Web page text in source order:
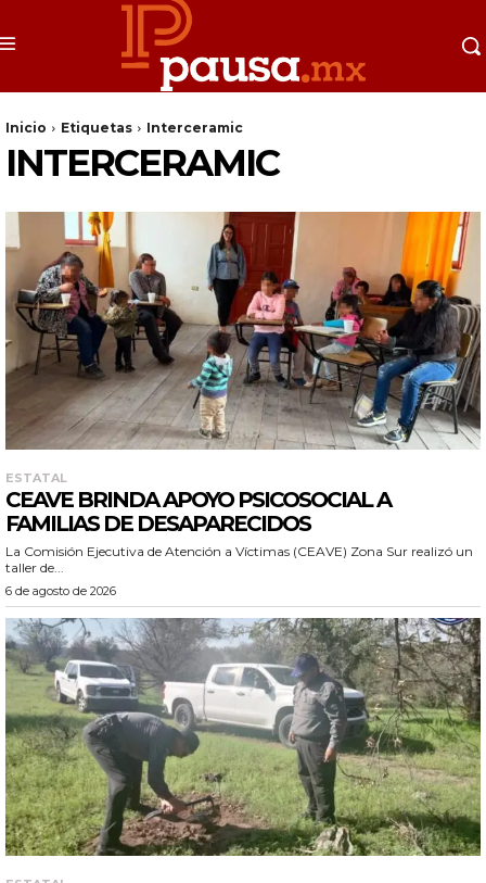
Inicio Etiquetas Interceramic
INTERCERAMIC
ESTATAL
CEAVE BRINDA APOYO PSICOSOCIAL A
FAMILIAS DE DESAPARECIDOS
La Comisión Ejecutiva de Atención a Víctimas (CEAVE) Zona Sur realizó un
taller de...
6 de agosto de 2026